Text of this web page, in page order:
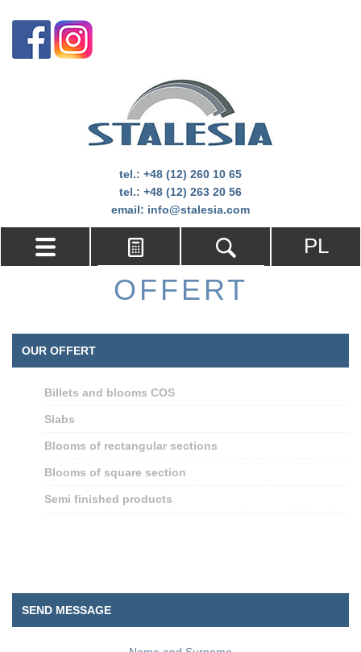
tel.: +48 (12) 260 10 65
tel.: +48 (12) 263 20 56
email: info@stalesia.com
PL
OFFERT
OUR OFFERT
Billets and blooms COS
Slabs
Blooms of rectangular sections
Blooms of square section
Semi finished products
SEND MESSAGE